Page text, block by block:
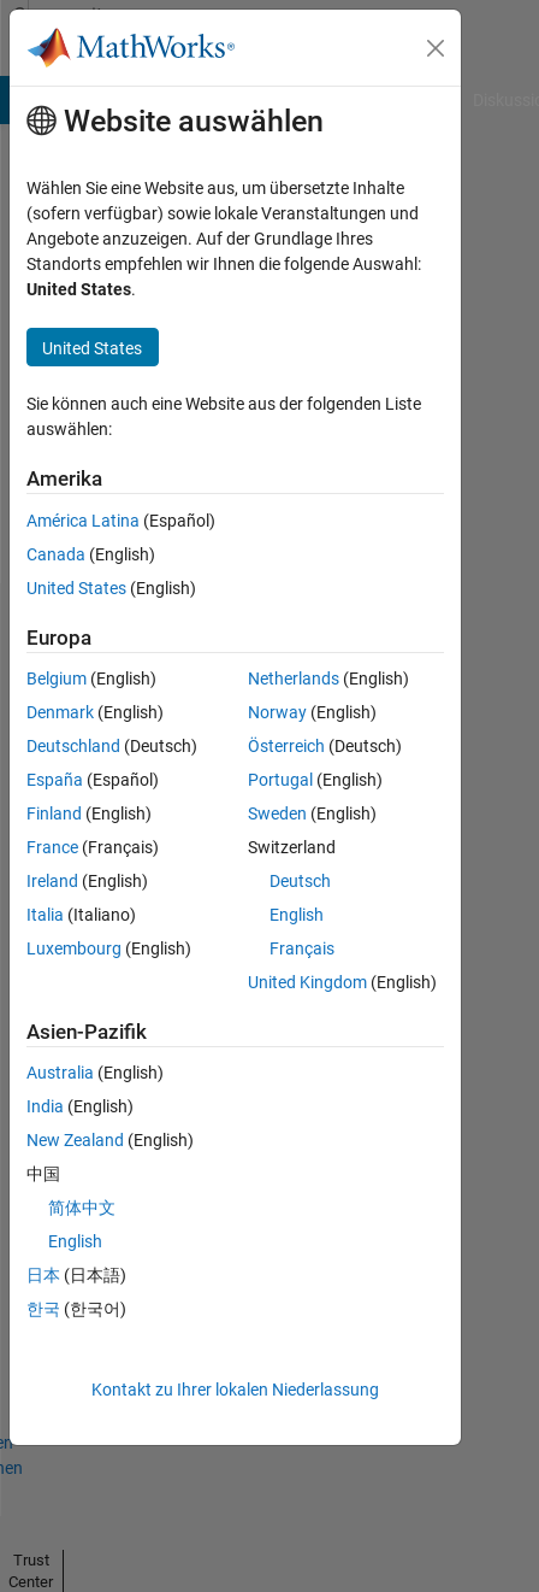
Weiter zum Inhalt
Community
Profile
MarshallSc
Aktiv
seit
2021
Followers:
Following:
Follow
MarshallSc's
MATLAB
Answers
Alle
Thankful Level 4
File
Exchange
Abzeichen
Explorer
01 Jun 2022
Website auswählen
Wählen Sie eine Website aus, um übersetzte Inhalte
(sofern verfügbar) sowie lokale Veranstaltungen und
Angebote anzuzeigen. Auf der Grundlage Ihres
Standorts empfehlen wir Ihnen die folgende Auswahl:
United States.
United States
Sie können auch eine Website aus der folgenden Liste
auswählen:
Amerika
América Latina (Español)
Canada (English)
United States (English)
Europa
Belgium (English)
Denmark (English)
Deutschland (Deutsch)
España (Español)
Finland (English)
France (Français)
Ireland (English)
Italia (Italiano)
Luxembourg (English)
Netherlands (English)
Norway (English)
Österreich (Deutsch)
Portugal (English)
Sweden (English)
Switzerland
Deutsch
English
Français
United Kingdom (English)
Asien-Pazifik
Australia (English)
India (English)
New Zealand (English)
中国
简体中文
English
日本 (日本語)
한국 (한국어)
Kontakt zu Ihrer lokalen Niederlassung
Trust
Center